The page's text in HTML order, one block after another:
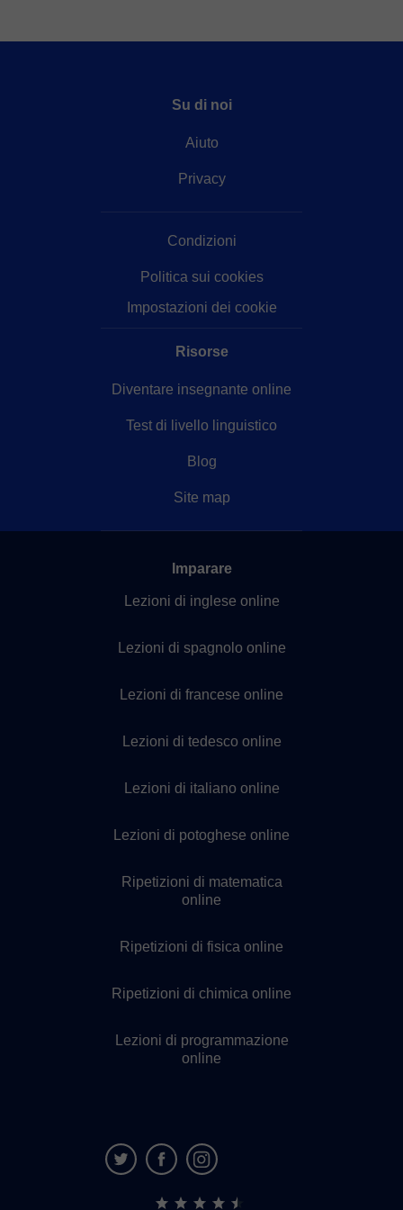
Su di noi
Aiuto
Privacy
Condizioni
Politica sui cookies
Impostazioni dei cookie
Risorse
Diventare insegnante online
Test di livello linguistico
Blog
Site map
Imparare
Lezioni di inglese online
Lezioni di spagnolo online
Lezioni di francese online
Lezioni di tedesco online
Lezioni di italiano online
Lezioni di potoghese online
Ripetizioni di matematica
online
Ripetizioni di fisica online
Ripetizioni di chimica online
Lezioni di programmazione
online